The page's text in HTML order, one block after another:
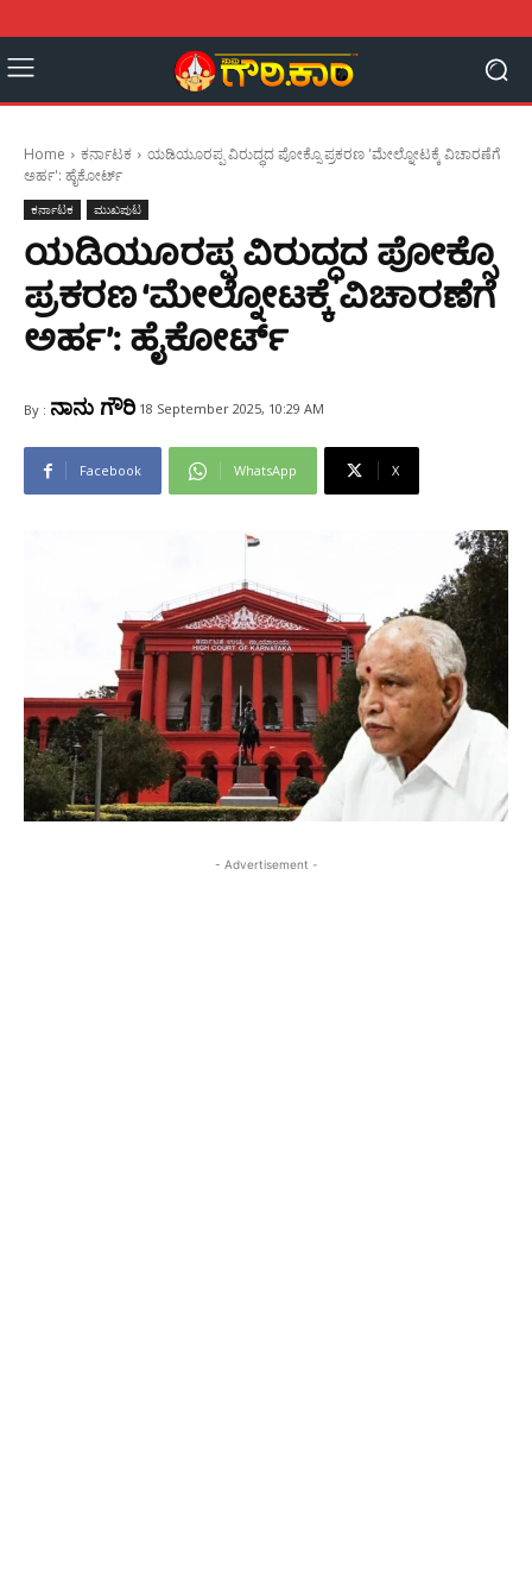
Home ಕರ್ನಾಟಕ
ಯಡಿಯೂರಪ್ಪ ವಿರುದ್ಧದ ಪೋಕ್ಸೊ ಪ್ರಕರಣ 'ಮೇಲ್ನೋಟಕ್ಕೆ ವಿಚಾರಣೆಗೆ
ಅರ್ಹ': ಹೈಕೋರ್ಟ್‌
ಕರ್ನಾಟಕ ಮುಖಪುಟ
ಯಡಿಯೂರಪ್ಪ ವಿರುದ್ಧದ ಪೋಕ್ಸೊ
ಪ್ರಕರಣ ‘ಮೇಲ್ನೋಟಕ್ಕೆ ವಿಚಾರಣೆಗೆ
ಅರ್ಹ’: ಹೈಕೋರ್ಟ್‌
By : ನಾನು ಗೌರಿ 18 September 2025, 10:29 AM
Facebook WhatsApp X
- Advertisement -